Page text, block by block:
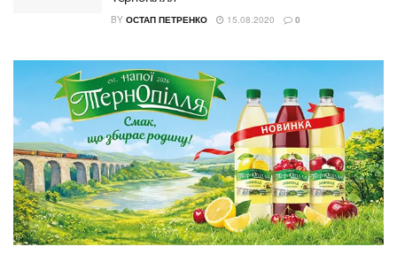
BY ОСТАП ПЕТРЕНКО 15.08.2020 0